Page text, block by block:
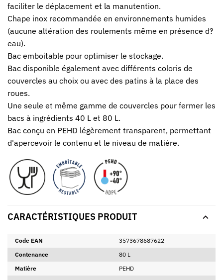
faciliter le déplacement et la manutention.
Chape inox recommandée en environnements humides
(aucune altération des roulements même en présence d?
eau).
Bac emboitable pour optimiser le stockage.
Bac disponible également avec différents coloris de
couvercles au choix ou avec des patins à la place des
roues.
Une seule et même gamme de couvercles pour fermer les
bacs à ingrédients 40 L et 80 L.
Bac conçu en PEHD légèrement transparent, permettant
d'apercevoir le contenu et le niveau de matière.
CARACTÉRISTIQUES PRODUIT
Code EAN
3573678687622
Contenance
80 L
Matière
PEHD